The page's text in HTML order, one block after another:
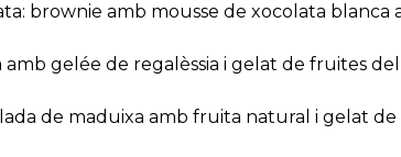
brownie amb mousse de xocolata blanca
amb gelée de regalèssia i gelat de fruites del
de maduixa amb fruita natural i gelat de